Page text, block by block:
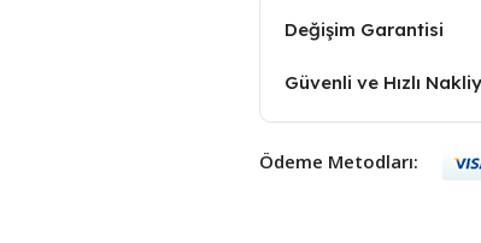
Değişim Garantisi
Güvenli ve Hızlı
Ödeme Metodları: